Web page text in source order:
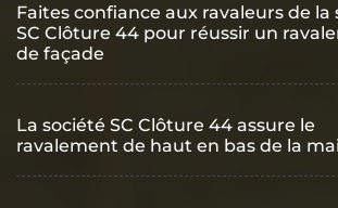
Faites confiance aux ravaleurs de la
SC Clôture 44 pour réussir un
de façade
La société SC Clôture 44 assure le
ravalement de haut en bas de la